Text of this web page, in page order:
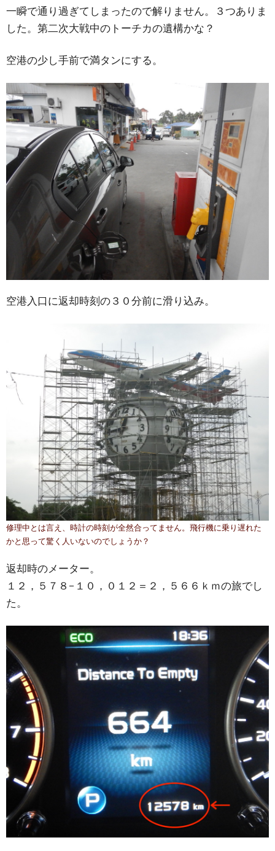
一瞬で通り過ぎてしまったので解りません。３つありま
した。第二次大戦中のトーチカの遺構かな？
空港の少し手前で満タンにする。
空港入口に返却時刻の３０分前に滑り込み。
修理中とは言え、時計の時刻が全然合ってません。飛行機に乗り遅れた
かと思って驚く人いないのでしょうか？
返却時のメーター。
１２，５７８−１０，０１２＝２，５６６ｋｍの旅でし
た。